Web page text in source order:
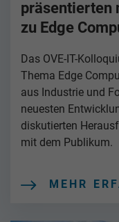
präsentierten
zu Edge
Das OVE-IT-
Thema Edge
aus Industrie und
neuesten
diskutierten
mit dem Publikum.
MEHR